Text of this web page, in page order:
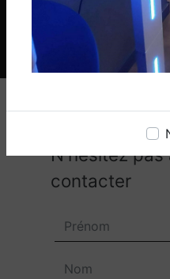
N'hésitez pas
contacter